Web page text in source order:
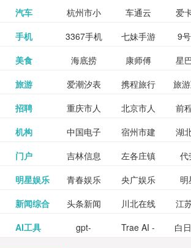
剧，顺便
打分、写
味，豆瓣
电影会推
荐好电影
给你。
辅助神器
完结txt小
说-书本网
纸 华
格莱美墙
纸
汽车 杭州市小
客车总量
调控管理
车通云 爱
百度有驾
网
手机 3367手机
游戏
七妹手游 9
游戏邦
美食 海底捞 康师傅 星
心食谱网
旅游 爱潮汐表 携程旅行
网
旅游
景
北京旅游
网
招聘 重庆市人
力资源和
社会保障
北京市人
力资源和
社会保障
前
招
聘才网
机构 中国电子
检验检疫
业务网
宿州市建
委网
湖
湖北省粮
食局
门户 吉林信息
网
左各庄镇
论坛
代
腾讯充值
中心
明星娱乐 青春娱乐
网
央广娱乐
网,
明
网易娱乐
新闻综合 头条新闻 川北在线 江
巾帼网
AI工具 gpt- Trae AI - 白